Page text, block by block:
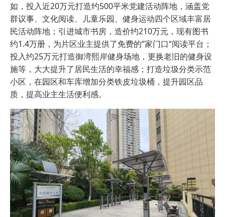
如，投入近20万元打造约500平米党建活动阵地，涵盖党
群议事、文化阅读、儿童乐园、健身运动四个区域丰富居
民活动阵地；引进城市书房，造价约210万元，现有图书
约1.4万册，为片区业主提供了免费的”家门口“阅读平台；
投入约25万元打造御湾熙岸健身场地，更换老旧的健身设
施等，大大提升了居民生活的幸福感；打造垃圾分类示范
小区，在园区和车库增加分类铁皮垃圾桶，提升园区品
质，提高业主生活便利感。